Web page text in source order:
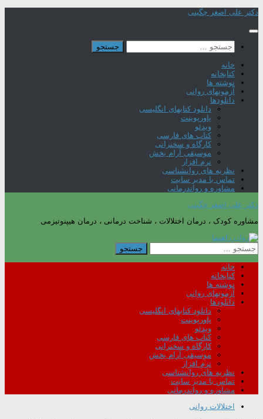
Skip
content
دکتر علی اصغر چگینی
جستجو
برای:
خانه
کتابخانه
نوشته ها
آزمونهای روانی
دانلودها
دانلود کتابهای انگلیسی
پاورپوینت
ویدئو
کتاب های فارسی
کارگاه و سخنرانی
موسیقی آرام بخش
نرم افزار
نظریه های روانشناسی
تماس با مدیر سایت
مشاوره و رواندرمانی
دکتر علی اصغر چگینی
مشاوره کودک ، درمان اختلالات ، شناخت درمانی ، درمان هیپنوتیزمی
جستجو
برای:
خانه
کتابخانه
نوشته ها
آزمونهای روانی
دانلودها
دانلود کتابهای انگلیسی
پاورپوینت
ویدئو
کتاب های فارسی
کارگاه و سخنرانی
موسیقی آرام بخش
نرم افزار
نظریه های روانشناسی
تماس با مدیر سایت
مشاوره و رواندرمانی
اختلالات روانی